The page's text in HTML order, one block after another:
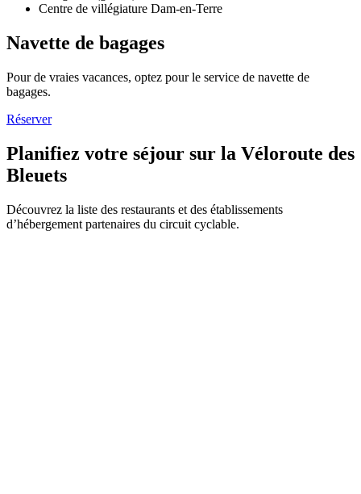
Centre de villégiature Dam-en-Terre
Navette de bagages
Pour de vraies vacances, optez pour le service de navette de
bagages.
Réserver
Planifiez votre séjour sur la Véloroute des
Bleuets
Découvrez la liste des restaurants et des établissements
d’hébergement partenaires du circuit cyclable.